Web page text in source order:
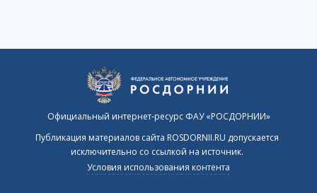
Официальный интернет-ресурс ФАУ «РОСДОРНИИ»
Публикация материалов сайта ROSDORNII.RU допускается
исключительно со ссылкой на источник.
Условия использования контента